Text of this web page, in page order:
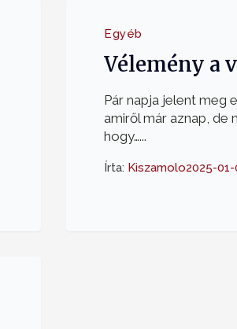
Egyéb
Vélemény a
Pár napja jelent meg
amiről már aznap, de
hogy…...
Írta: Kiszamolo2025-